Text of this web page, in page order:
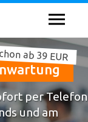
ab 39 EUR
per Telefon
und am